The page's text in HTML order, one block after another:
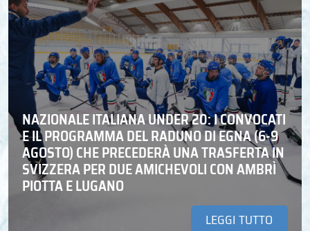
NAZIONALE ITALIANA UNDER 20: I CONVOCATI
E IL PROGRAMMA DEL RADUNO DI EGNA (6-9
AGOSTO) CHE PRECEDERÀ UNA TRASFERTA IN
SVIZZERA PER DUE AMICHEVOLI CON AMBRÌ
PIOTTA E LUGANO
LEGGI TUTTO